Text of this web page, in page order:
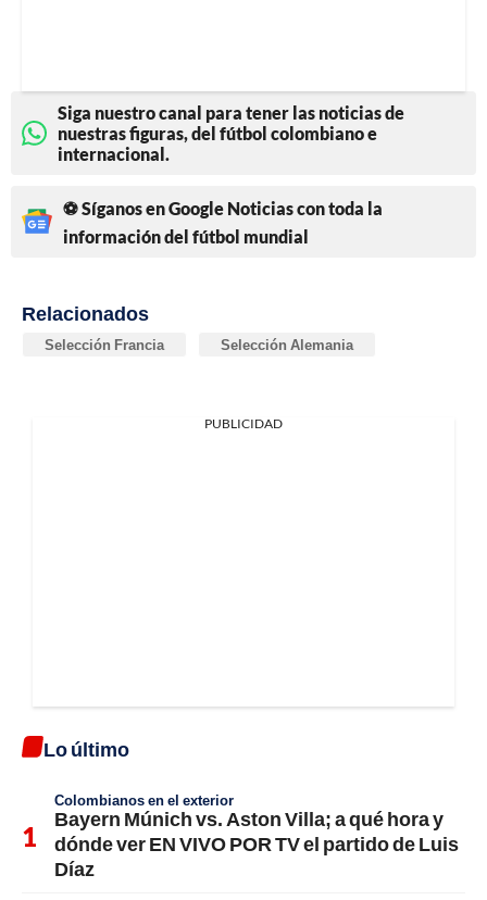
Siga nuestro canal para tener las noticias de
nuestras figuras, del fútbol colombiano e
internacional.
⚽ Síganos en Google Noticias con toda la
información del fútbol mundial
Relacionados
Selección Francia Selección Alemania
PUBLICIDAD
Lo último
Colombianos en el exterior
Bayern Múnich vs. Aston Villa; a qué hora y
dónde ver EN VIVO POR TV el partido de Luis
Díaz